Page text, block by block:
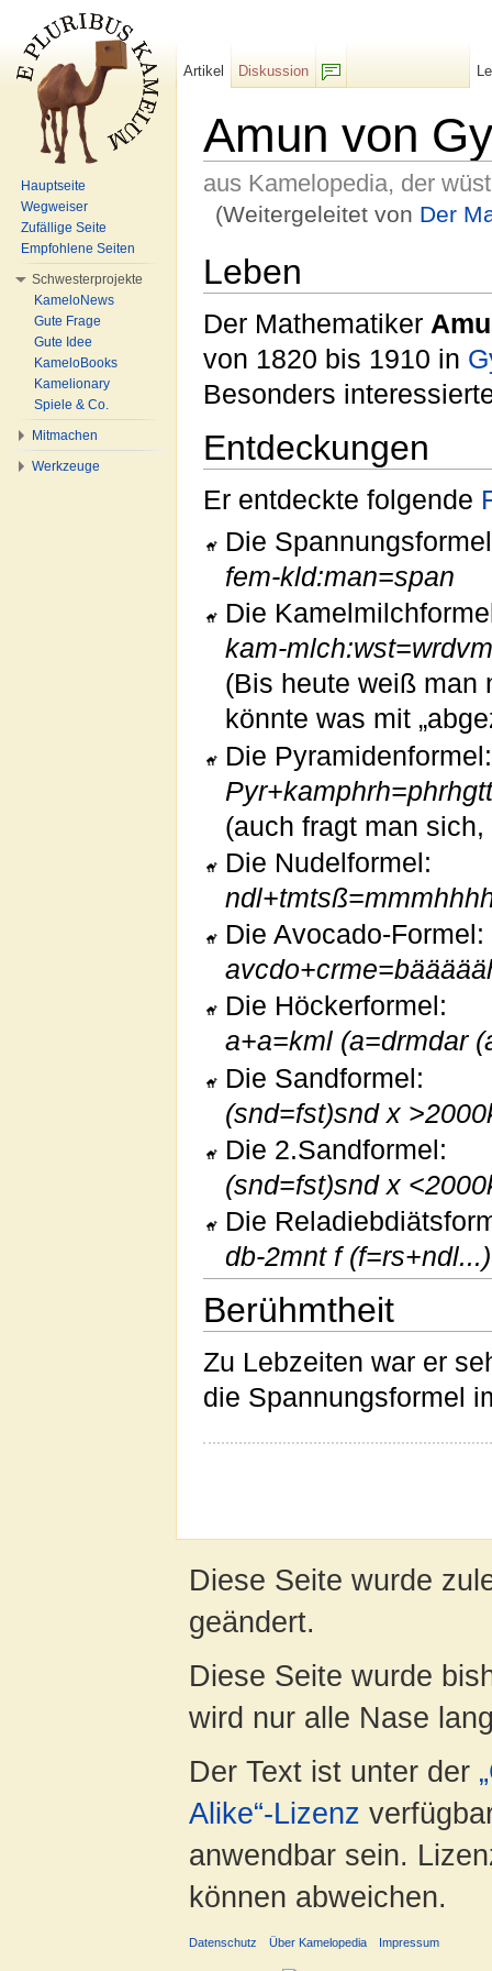
Amun von
aus Kamelopedia, der
(Weitergeleitet von Der
Leben
Der Mathematiker
von 1820 bis 1910 in
Besonders
Entdeckungen
Er entdeckte folgende
Die
fem-kld:man=span
Die
kam-
(Bis heute weiß man
könnte was mit
Die Pyramidenformel:
(auch fragt man
Die Nudelformel:
Die Avocado-Formel:
Die Höckerformel:
a+a=kml (a=drmdar
Die Sandformel:
(snd=fst)snd x
Die 2.Sandformel:
(snd=fst)snd x
Die
db-2mnt f
Berühmtheit
Zu Lebzeiten war er
die Spannungsformel
Artikel
Diskussion
Hauptseite
Wegweiser
Zufällige Seite
Empfohlene Seiten
Schwesterprojekte
KameloNews
Gute Frage
Gute Idee
KameloBooks
Kamelionary
Spiele & Co.
Mitmachen
Werkzeuge
Diese Seite wurde
geändert.
Diese Seite wurde
wird nur alle Nase
Der Text ist unter der
Alike“-Lizenz
anwendbar sein.
können abweichen.
Datenschutz Über Kamelopedia Impressum